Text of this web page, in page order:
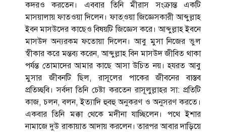
কদরও করতেন। এববার তিনি মীরাস সংক্রান্ত একটি
মাসয়ালায় ফাতওয়া দিলেন। ফাত্‌ওয়া জিজ্ঞেসকারী আব্দুল্লাহ
ইবন মাসউদের কাছেও বিষয়টি জিজ্ঞেস করে। আব্দুল্লাহ ইবনে
মাসউদ অন্যরকম ফতোয়া দিলেন। আবু মুসা নিজের ভুল
স্বীকার করে মন্তব্য করেন, আব্দুল্লাহ বিন মাসউদ জীবিত থাকা
পর্যন্ত তোমাদের আমার কাছে আসা উচিত নয়। হযরত আবু
মুসার জীবনটি ছিল, রাসূলের পাকের জীবনের বাস্তব
প্রতিচ্ছবি। সর্বদা তিনি চেষ্টা করতেন রাসূলুল্লাহর সা: প্রতিটি
কাজ, চলন, বলন, ইত্যাদি হুবহু অনুকরণ ও অনুসরণ করতে।
একবার তিনি মক্কা থেকে মদীনা যাচ্ছিলেন। পথে ইশার
নামাজে দুউ রাকায়াত আদায় করলেন। তারপর আবার দাড়িয়ে